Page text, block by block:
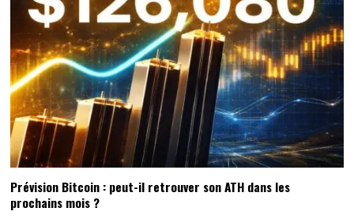
Prévision Bitcoin : peut-il retrouver son ATH dans les
prochains mois ?